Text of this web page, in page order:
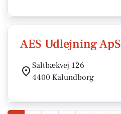
AES Udlejning ApS
Saltbækvej 126
4400 Kalundborg